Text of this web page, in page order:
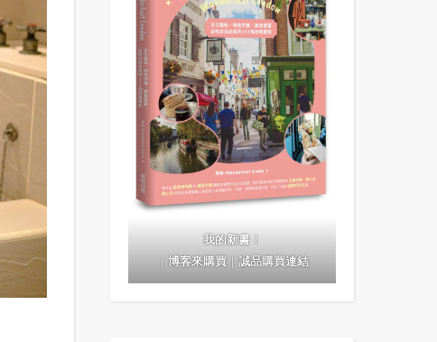
我的新書！
｜博客來購買｜誠品購買連結